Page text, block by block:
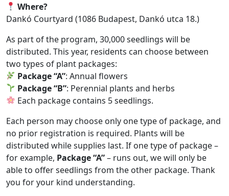
Where?
Dankó Courtyard (1086 Budapest, Dankó utca 18.)
As part of the program, 30,000 seedlings will be
distributed. This year, residents can choose between
two types of plant packages:
Package “A”: Annual flowers
Package “B”: Perennial plants and herbs
Each package contains 5 seedlings.
Each person may choose only one type of package, and
no prior registration is required. Plants will be
distributed while supplies last. If one type of package –
for example, Package “A”– runs out, we will only be
able to offer seedlings from the other package. Thank
you for your kind understanding.